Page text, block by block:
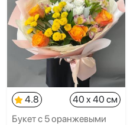
4.8
40 x 40 см
Букет с 5 оранжевыми